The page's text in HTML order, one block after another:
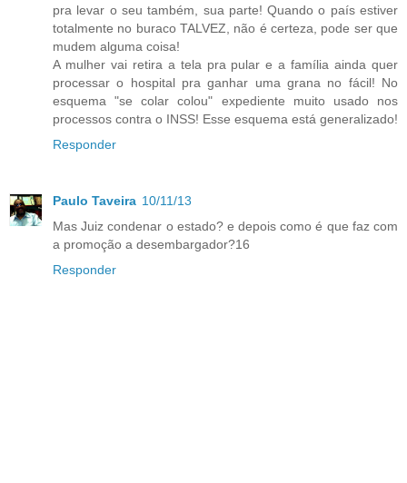
pra levar o seu também, sua parte! Quando o país estiver
totalmente no buraco TALVEZ, não é certeza, pode ser que
mudem alguma coisa!
A mulher vai retira a tela pra pular e a família ainda quer
processar o hospital pra ganhar uma grana no fácil! No
esquema "se colar colou" expediente muito usado nos
processos contra o INSS! Esse esquema está generalizado!
Responder
Paulo Taveira 10/11/13
Mas Juiz condenar o estado? e depois como é que faz com
a promoção a desembargador?16
Responder